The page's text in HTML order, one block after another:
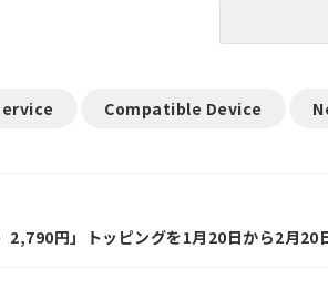
Compatible Device
円」トッピングを1月20日から2月20